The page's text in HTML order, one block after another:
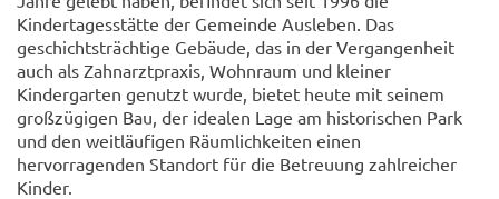
Kindertagesstätte der Gemeinde Ausleben. Das
geschichtsträchtige Gebäude, das in der Vergangenheit
auch als Zahnarztpraxis, Wohnraum und kleiner
Kindergarten genutzt wurde, bietet heute mit seinem
großzügigen Bau, der idealen Lage am historischen Park
und den weitläufigen Räumlichkeiten einen
hervorragenden Standort für die Betreuung zahlreicher
Kinder.